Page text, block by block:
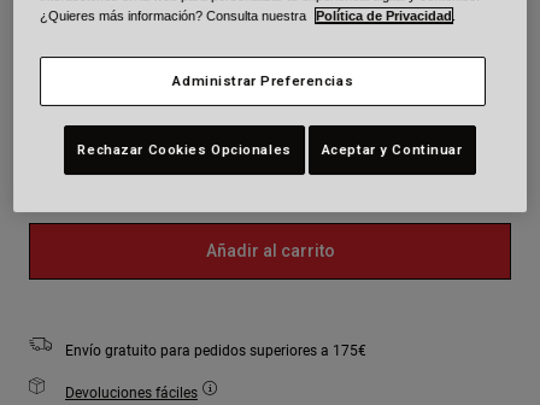
Talla Cuadro de tallas
seleccionado
M L
3XL
Añadir al carrito
Envío gratuito para pedidos superiores a 175€
Devoluciones fáciles
¿Quieres más información? Consulta nuestra
Política de Privacidad
Administrar Preferencias
Rechazar Cookies Opcionales Aceptar y Continuar